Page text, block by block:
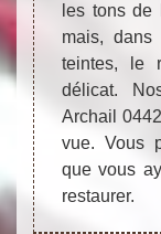
les tons de
mais,
teintes, le
délicat.
Archail
vue. Vous
que vous
restaurer.